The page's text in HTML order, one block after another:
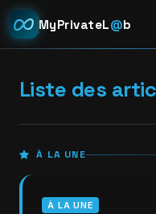
MyPrivateL@b
Liste des
À LA UNE
À LA UNE